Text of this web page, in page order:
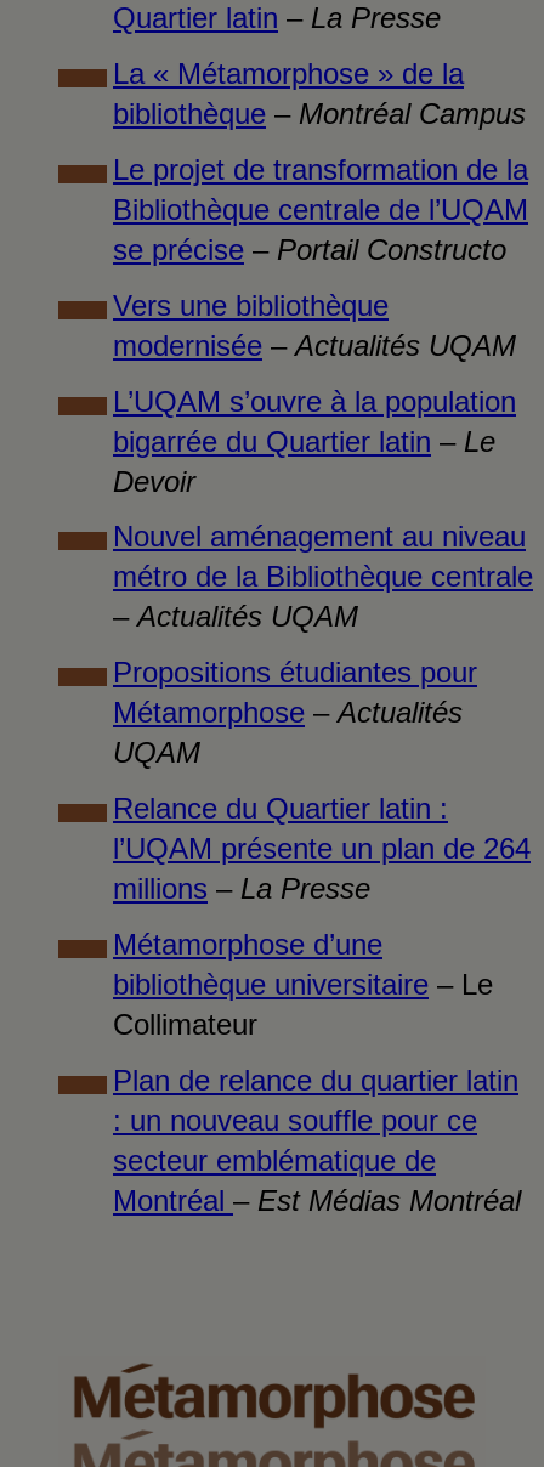
Quartier latin – La Presse
La « Métamorphose » de la
bibliothèque – Montréal Campus
Le projet de transformation de la
Bibliothèque centrale de l’UQAM
se précise – Portail Constructo
Vers une bibliothèque
modernisée –Actualités UQAM
L’UQAM s’ouvre à la population
bigarrée du Quartier latin – Le
Devoir
Nouvel aménagement au niveau
métro de la Bibliothèque centrale
–Actualités UQAM
Propositions étudiantes pour
Métamorphose –Actualités
UQAM
Relance du Quartier latin :
l’UQAM présente un plan de 264
millions – La Presse
Métamorphose d’une
bibliothèque universitaire – Le
Collimateur
Plan de relance du quartier latin
: un nouveau souffle pour ce
secteur emblématique de
Montréal – Est Médias Montréal